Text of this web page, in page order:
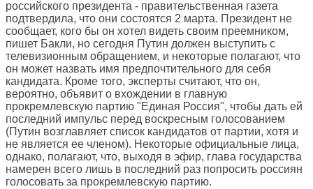
российского президента - правительственная газета
подтвердила, что они состоятся 2 марта. Президент не
сообщает, кого бы он хотел видеть своим преемником,
пишет Бакли, но сегодня Путин должен выступить с
телевизионным обращением, и некоторые полагают, что
он может назвать имя предпочтительного для себя
кандидата. Кроме того, эксперты считают, что он,
вероятно, объявит о вхождении в главную
прокремлевскую партию "Единая Россия", чтобы дать ей
последний импульс перед воскресным голосованием
(Путин возглавляет список кандидатов от партии, хотя и
не является ее членом). Некоторые официальные лица,
однако, полагают, что, выходя в эфир, глава государства
намерен всего лишь в последний раз попросить россиян
голосовать за прокремлевскую партию.